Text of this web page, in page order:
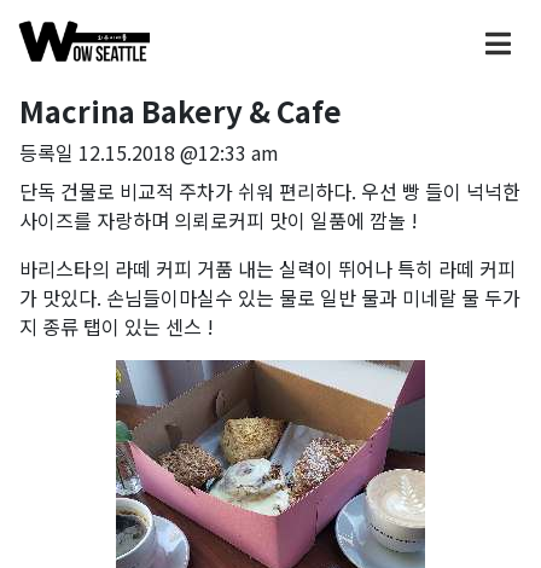
Macrina Bakery & Cafe
등록일 12.15.2018 @12:33 am
단독 건물로 비교적 주차가 쉬워 편리하다. 우선 빵 들이 넉넉한
사이즈를 자랑하며 의뢰로커피 맛이 일품에 깜놀 !
바리스타의 라떼 커피 거품 내는 실력이 뛰어나 특히 라떼 커피
가 맛있다. 손님들이마실수 있는 물로 일반 물과 미네랄 물 두가
지 종류 탭이 있는 센스 !